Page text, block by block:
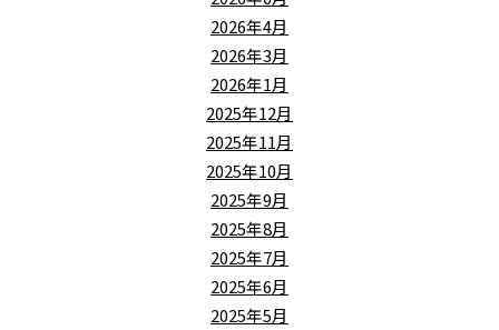
2026年4月
2026年3月
2026年1月
2025年12月
2025年11月
2025年10月
2025年9月
2025年8月
2025年7月
2025年6月
2025年5月